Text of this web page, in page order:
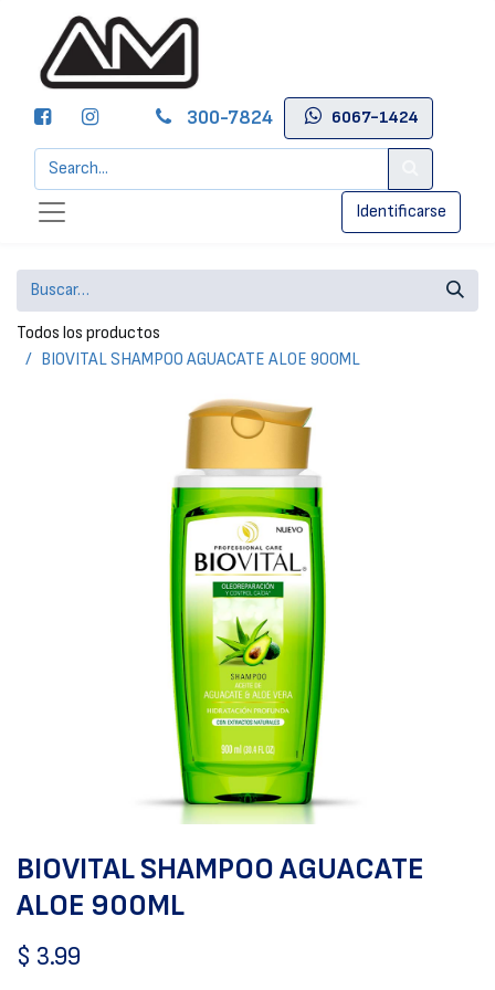
300-7824 6067-1424
Identificarse
Todos los productos
BIOVITAL SHAMPOO AGUACATE ALOE 900ML
BIOVITAL SHAMPOO AGUACATE
ALOE 900ML
$ 3.99